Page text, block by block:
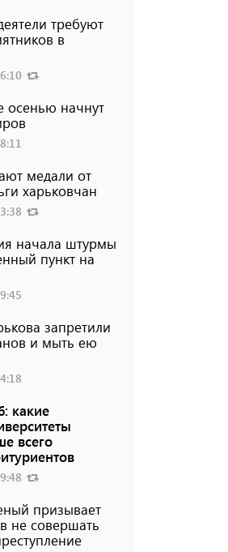
требуют
в
осенью начнут
медали от
харьковчан
начала штурмы
пункт на
запретили
и мыть ею
какие
всего
призывает
не совершать